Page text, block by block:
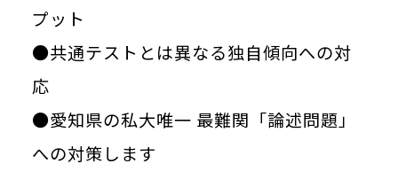
プット
●共通テストとは異なる独自傾向への対
応
●愛知県の私大唯一 最難関「論述問題」
への対策します